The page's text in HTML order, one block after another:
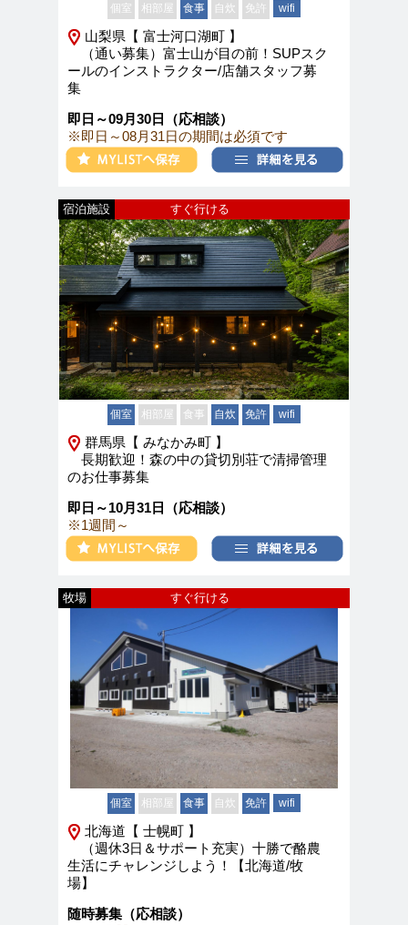
個室 相部屋 食事 自炊 免許 wifi
山梨県【 富士河口湖町 】
（通い募集）富士山が目の前！SUPスク
ールのインストラクター/店舗スタッフ募
集
即日～09月30日（応相談）
※即日～08月31日の期間は必須です
すぐ行ける
宿泊施設
個室 相部屋 食事 自炊 免許 wifi
群馬県【 みなかみ町 】
長期歓迎！森の中の貸切別荘で清掃管理
のお仕事募集
即日～10月31日（応相談）
※1週間～
すぐ行ける
牧場
個室 相部屋 食事 自炊 免許 wifi
北海道【 士幌町 】
（週休3日＆サポート充実）十勝で酪農
生活にチャレンジしよう！【北海道/牧
場】
随時募集（応相談）